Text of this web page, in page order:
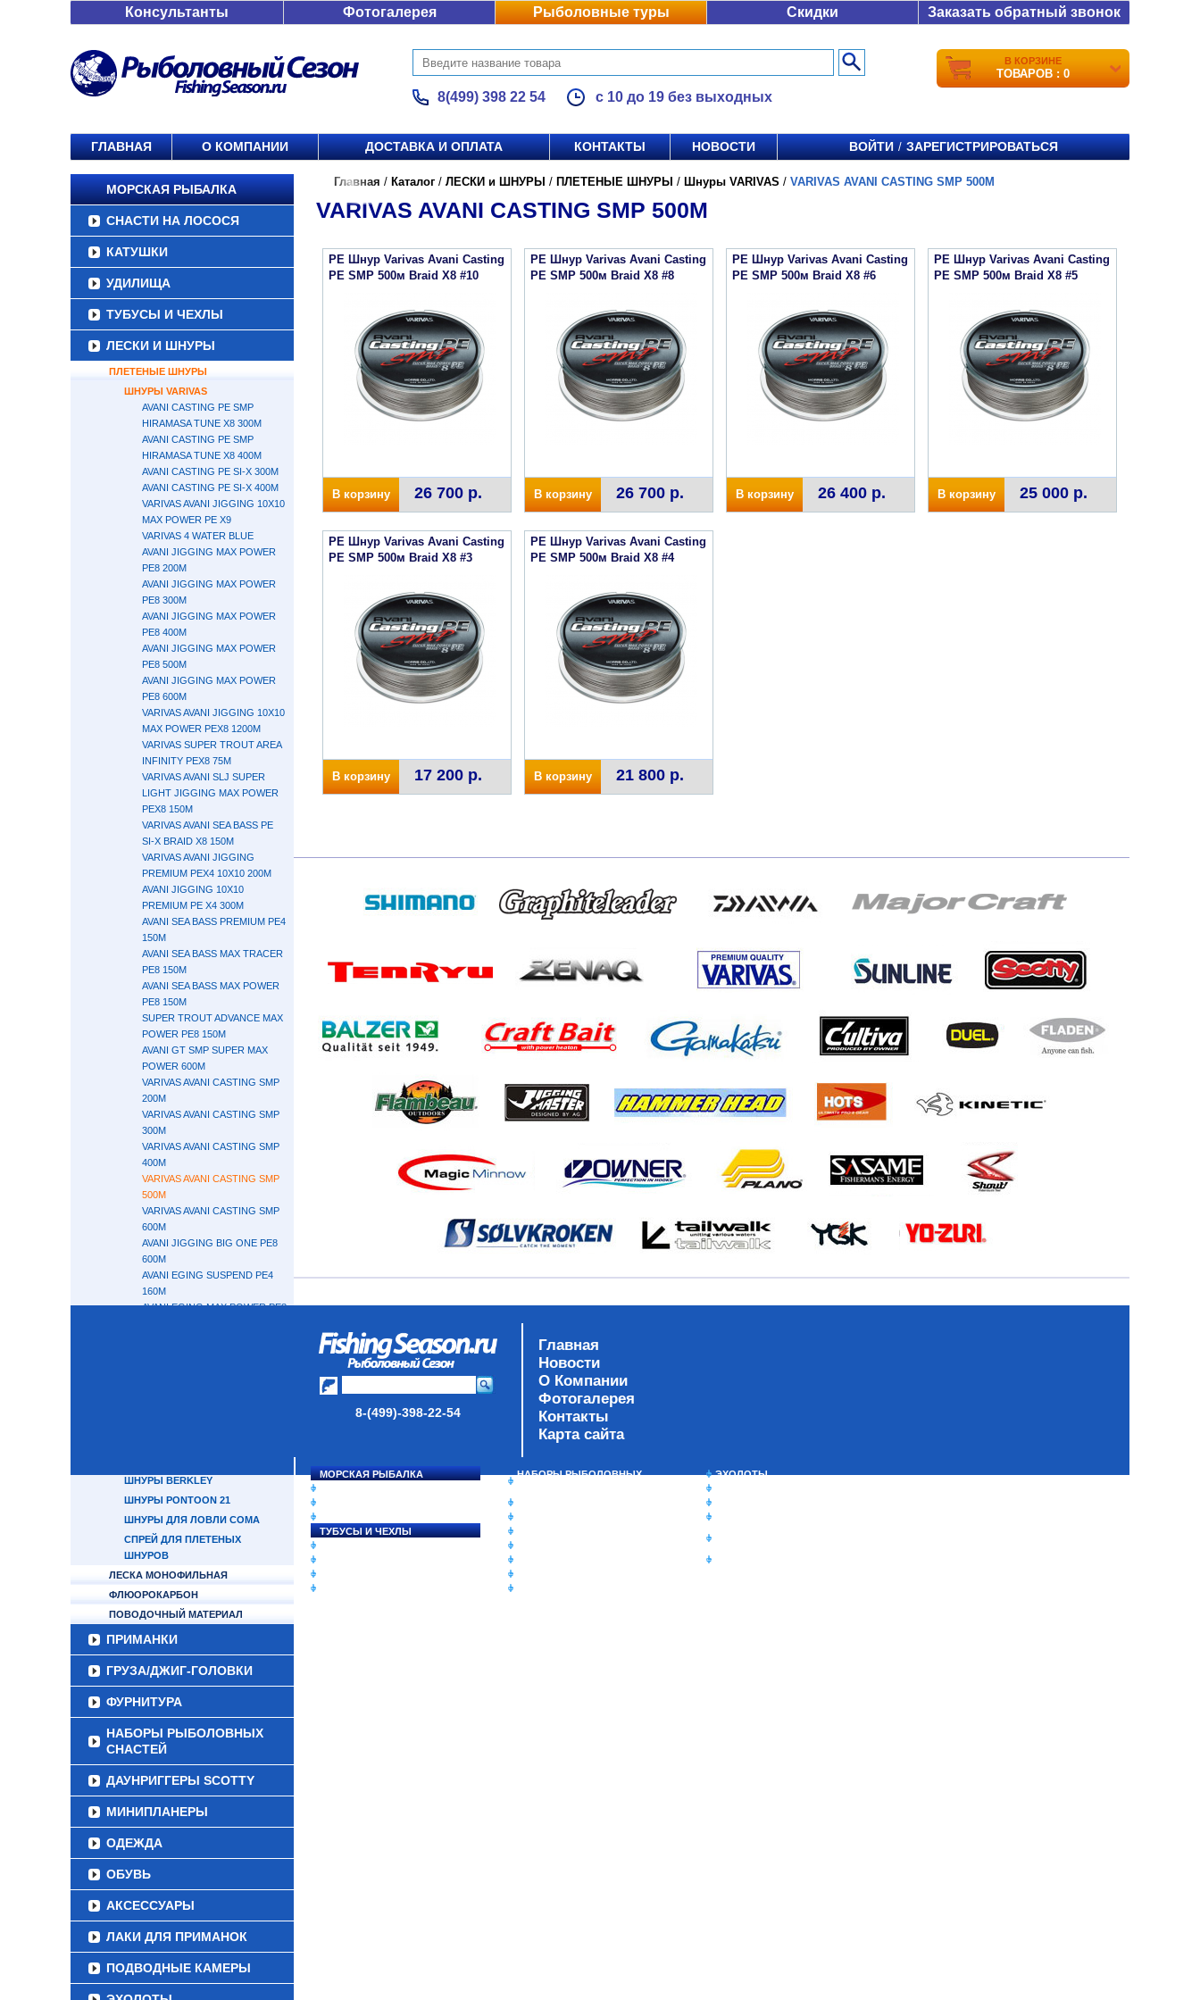
Консультанты Фотогалерея Рыболовные туры Скидки Заказать обратный звонок
8(499) 398 22 54 с 10 до 19 без выходных
В КОРЗИНЕ
ТОВАРОВ : 0
ГЛАВНАЯ О КОМПАНИИ ДОСТАВКА И ОПЛАТА КОНТАКТЫ НОВОСТИ ВОЙТИ / ЗАРЕГИСТРИРОВАТЬСЯ
МОРСКАЯ РЫБАЛКА
СНАСТИ НА ЛОСОСЯ
КАТУШКИ
УДИЛИЩА
ТУБУСЫ И ЧЕХЛЫ
ЛЕСКИ И ШНУРЫ
ПЛЕТЕНЫЕ ШНУРЫ
ШНУРЫ VARIVAS
AVANI CASTING PE SMP
HIRAMASA TUNE X8 300M
AVANI CASTING PE SMP
HIRAMASA TUNE X8 400M
AVANI CASTING PE SI-X 300M
AVANI CASTING PE SI-X 400M
VARIVAS AVANI JIGGING 10X10
MAX POWER PE X9
VARIVAS 4 WATER BLUE
AVANI JIGGING MAX POWER
PE8 200M
AVANI JIGGING MAX POWER
PE8 300M
AVANI JIGGING MAX POWER
PE8 400М
AVANI JIGGING MAX POWER
PE8 500M
AVANI JIGGING MAX POWER
PE8 600M
VARIVAS AVANI JIGGING 10X10
MAX POWER PEX8 1200M
VARIVAS SUPER TROUT AREA
INFINITY PEX8 75M
VARIVAS AVANI SLJ SUPER
LIGHT JIGGING MAX POWER
PEX8 150M
VARIVAS AVANI SEA BASS PE
SI-X BRAID X8 150M
VARIVAS AVANI JIGGING
PREMIUM PEX4 10X10 200M
AVANI JIGGING 10X10
PREMIUM PE X4 300M
AVANI SEA BASS PREMIUM PE4
150M
AVANI SEA BASS MAX TRACER
PE8 150M
AVANI SEA BASS MAX POWER
PE8 150M
SUPER TROUT ADVANCE MAX
POWER PE8 150M
AVANI GT SMP SUPER MAX
POWER 600M
VARIVAS AVANI CASTING SMP
200М
VARIVAS AVANI CASTING SMP
300М
VARIVAS AVANI CASTING SMP
400М
VARIVAS AVANI CASTING SMP
500М
VARIVAS AVANI CASTING SMP
600М
AVANI JIGGING BIG ONE PE8
600M
AVANI EGING SUSPEND PE4
160M
AVANI EGING MAX POWER PE8
ШНУРЫ BERKLEY
ШНУРЫ PONTOON 21
ШНУРЫ ДЛЯ ЛОВЛИ СОМА
СПРЕЙ ДЛЯ ПЛЕТЕНЫХ
ШНУРОВ
ЛЕСКА МОНОФИЛЬНАЯ
ФЛЮОРОКАРБОН
ПОВОДОЧНЫЙ МАТЕРИАЛ
ПРИМАНКИ
ГРУЗА/ДЖИГ-ГОЛОВКИ
ФУРНИТУРА
НАБОРЫ РЫБОЛОВНЫХ
СНАСТЕЙ
ДАУНРИГГЕРЫ SCOTTY
МИНИПЛАНЕРЫ
ОДЕЖДА
ОБУВЬ
АКСЕССУАРЫ
ЛАКИ ДЛЯ ПРИМАНОК
ПОДВОДНЫЕ КАМЕРЫ
Главная / Каталог / ЛЕСКИ и ШНУРЫ / ПЛЕТЕНЫЕ ШНУРЫ / Шнуры VARIVAS / VARIVAS AVANI CASTING SMP 500М
VARIVAS AVANI CASTING SMP 500М
PE Шнур Varivas Avani Casting
PE SMP 500м Braid X8 #10
В корзину 26 700 р.
PE Шнур Varivas Avani Casting
PE SMP 500м Braid X8 #8
В корзину 26 700 р.
PE Шнур Varivas Avani Casting
PE SMP 500м Braid X8 #6
В корзину 26 400 р.
PE Шнур Varivas Avani Casting
PE SMP 500м Braid X8 #5
В корзину 25 000 р.
PE Шнур Varivas Avani Casting
PE SMP 500м Braid X8 #3
В корзину 17 200 р.
PE Шнур Varivas Avani Casting
PE SMP 500м Braid X8 #4
В корзину 21 800 р.
8-(499)-398-22-54
Главная
Новости
О Компании
Фотогалерея
Контакты
Карта сайта
МОРСКАЯ РЫБАЛКА
ТУБУСЫ И ЧЕХЛЫ
НАБОРЫ РЫБОЛОВНЫХ
ЭХОЛОТЫ